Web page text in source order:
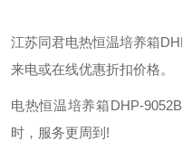
江苏同君电热恒温培养箱
来电或在线优惠折扣价格。
电热恒温培养箱DHP-
时，服务更周到!